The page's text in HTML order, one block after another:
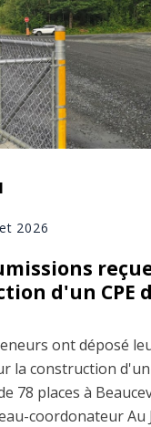
2026
d'un CPE
ont déposé
la construction
78 places à
coordonateur Au